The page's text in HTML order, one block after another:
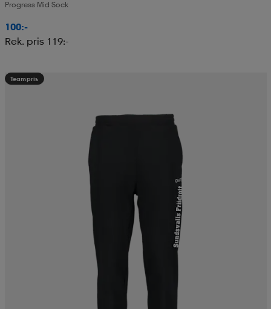
Progress Mid Sock
100:-
Rek. pris 119:-
Teampris